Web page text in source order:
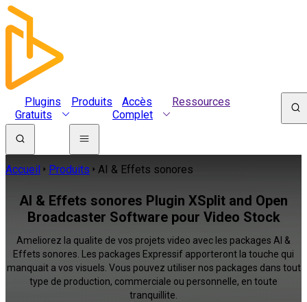
Plugins
Gratuits
Produits
Accès
Complet
Ressources
Accueil Produits AI & Effets sonores
AI & Effets sonores Plugin XSplit and Open
Broadcaster Software pour Video Stock
Ameliorez la qualite de vos projets video avec les packages AI &
Effets sonores. Les packages Expressif apporteront la touche qui
manquait a vos visuels. Vous pouvez utiliser nos packages dans tout
type de production, commerciale ou personnelle, en toute
tranquillite.